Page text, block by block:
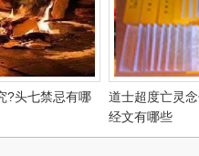
?头七禁忌有哪
道士超度亡灵
经文有哪些